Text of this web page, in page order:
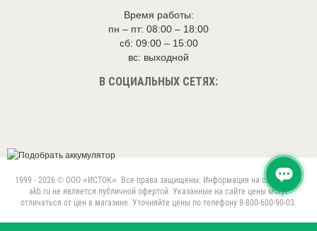
Время работы:
пн – пт: 08:00 – 18:00
сб: 09:00 – 15:00
вс: выходной
В СОЦИАЛЬНЫХ СЕТЯХ:
1999 - 2026 © ООО «ИСТОК». Все права защищены. Информация на сайте istok-
akb.ru не является публичной офертой. Указанные на сайте цены могут
отличаться от цен в магазине. Уточняйте цены по телефону 8-800-600-90-03.